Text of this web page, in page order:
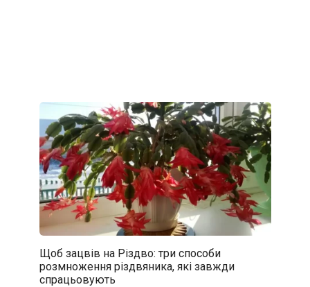
Щоб зацвів на Різдво: три способи
розмноження різдвяника, які завжди
спрацьовують